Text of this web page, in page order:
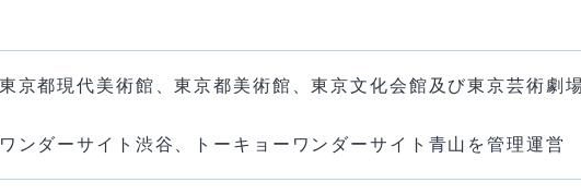
京都現代美術館、東京都美術館、東京文化会館及び東京芸術劇
ンダーサイト渋谷、トーキョーワンダーサイト青山を管理運営